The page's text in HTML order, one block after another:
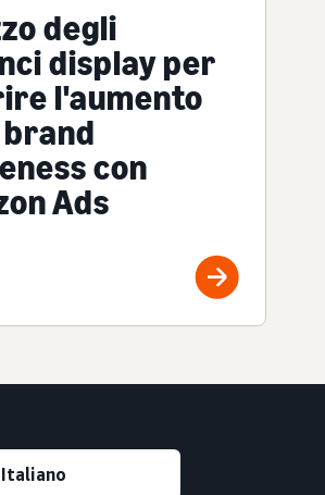
degli
display per
l'aumento
con
Ads